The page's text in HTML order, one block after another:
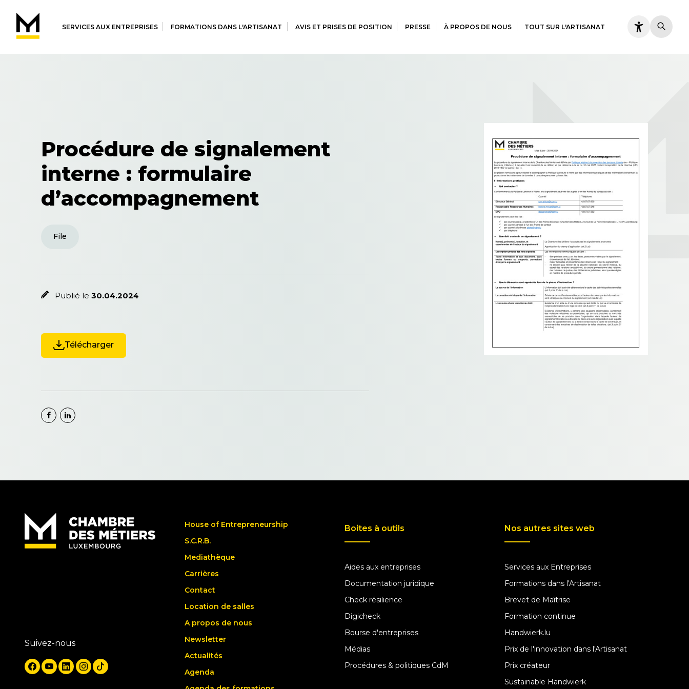
SERVICES AUX ENTREPRISES FORMATIONS DANS L'ARTISANAT AVIS ET PRISES DE POSITION PRESSE À PROPOS DE NOUS TOUT SUR L'ARTISANAT
Procédure de signalement
interne : formulaire
d’accompagnement
File
Publié le 30.04.2024
Télécharger
Suivez-nous
House of Entrepreneurship
S.C.R.B.
Mediathèque
Carrières
Contact
Location de salles
A propos de nous
Newsletter
Actualités
Agenda
Boites à outils
Aides aux entreprises
Documentation juridique
Check résilience
Digicheck
Bourse d'entreprises
Médias
Procédures & politiques CdM
Nos autres sites web
Services aux Entreprises
Formations dans l'Artisanat
Brevet de Maîtrise
Formation continue
Handwierk.lu
Prix de l'innovation dans l'Artisanat
Prix créateur
Sustainable Handwierk